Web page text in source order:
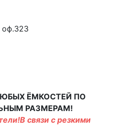
оф.323
ЁМКОСТЕЙ ПО
РАЗМЕРАМ!
связи с резкими